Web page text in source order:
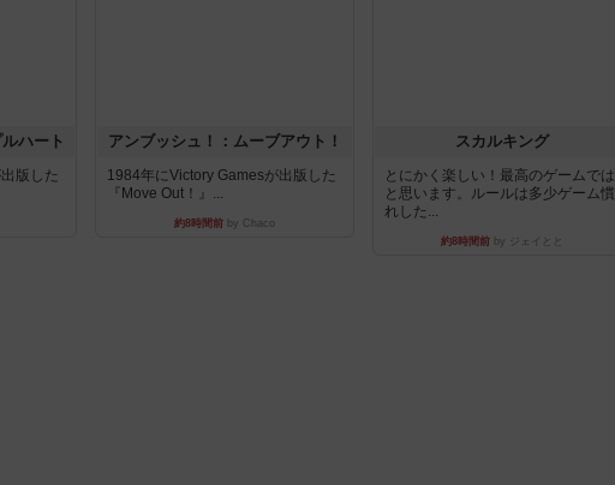
ハート
版した
アンブッシュ！：ムーブアウト！
1984年にVictory Gamesが出版した
『Move Out！』...
約8時間前 by Chaco
スカルキング
とにかく楽しい！最高のゲームでは
と思います。ルールは多少ゲーム慣
れした...
約8時間前 by ジェイとと